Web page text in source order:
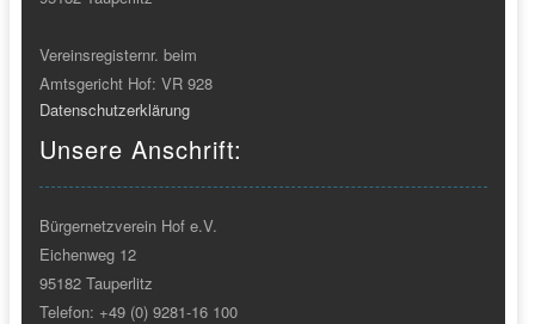
Vereinsregisternr. beim
Amtsgericht Hof: VR 928
Datenschutzerklärung
Unsere Anschrift:
Bürgernetzverein Hof e.V.
Eichenweg 12
95182 Tauperlitz
Telefon: +49 (0) 9281-16 100